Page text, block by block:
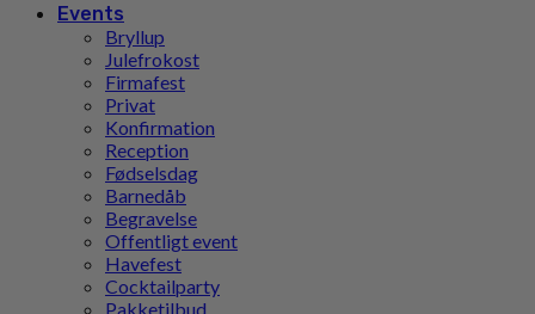
Events
Bryllup
Julefrokost
Firmafest
Privat
Konfirmation
Reception
Fødselsdag
Barnedåb
Begravelse
Offentligt event
Havefest
Cocktailparty
Pakketilbud